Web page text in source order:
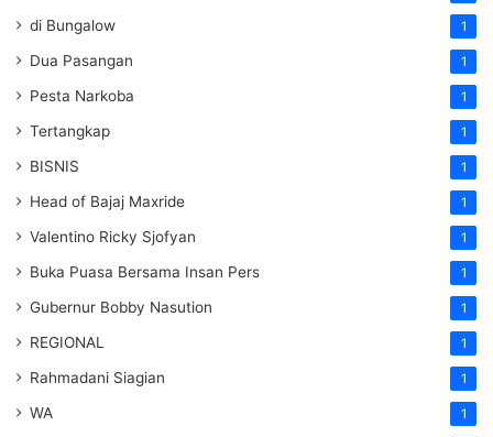
di Bungalow 1
Dua Pasangan 1
Pesta Narkoba 1
Tertangkap 1
BISNIS 1
Head of Bajaj Maxride 1
Valentino Ricky Sjofyan 1
Buka Puasa Bersama Insan Pers 1
Gubernur Bobby Nasution 1
REGIONAL 1
Rahmadani Siagian 1
WA 1